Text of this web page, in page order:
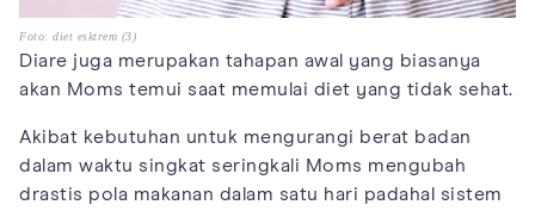
Foto: diet esktrem (3)
Diare juga merupakan tahapan awal yang biasanya
akan Moms temui saat memulai diet yang tidak sehat.
Akibat kebutuhan untuk mengurangi berat badan
dalam waktu singkat seringkali Moms mengubah
drastis pola makanan dalam satu hari padahal sistem